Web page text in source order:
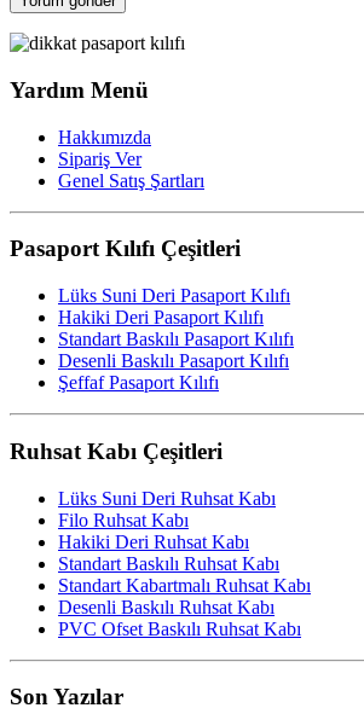
Yardım Menü
Hakkımızda
Sipariş Ver
Genel Satış Şartları
Pasaport Kılıfı Çeşitleri
Lüks Suni Deri Pasaport Kılıfı
Hakiki Deri Pasaport Kılıfı
Standart Baskılı Pasaport Kılıfı
Desenli Baskılı Pasaport Kılıfı
Şeffaf Pasaport Kılıfı
Ruhsat Kabı Çeşitleri
Lüks Suni Deri Ruhsat Kabı
Filo Ruhsat Kabı
Hakiki Deri Ruhsat Kabı
Standart Baskılı Ruhsat Kabı
Standart Kabartmalı Ruhsat Kabı
Desenli Baskılı Ruhsat Kabı
PVC Ofset Baskılı Ruhsat Kabı
Son Yazılar